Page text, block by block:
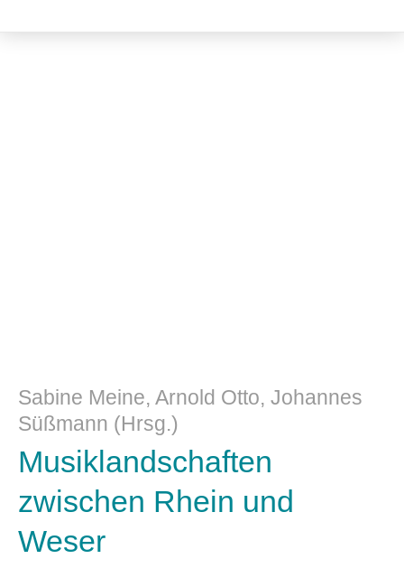
Sabine Meine, Arnold Otto, Johannes
Süßmann (Hrsg.)
Musiklandschaften
zwischen Rhein und
Weser